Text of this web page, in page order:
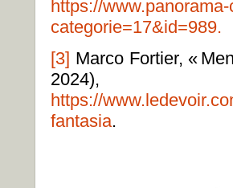
https://
categorie=17&id=989.
[3] Marco Fortier, «
2024),
https://
fantasia.